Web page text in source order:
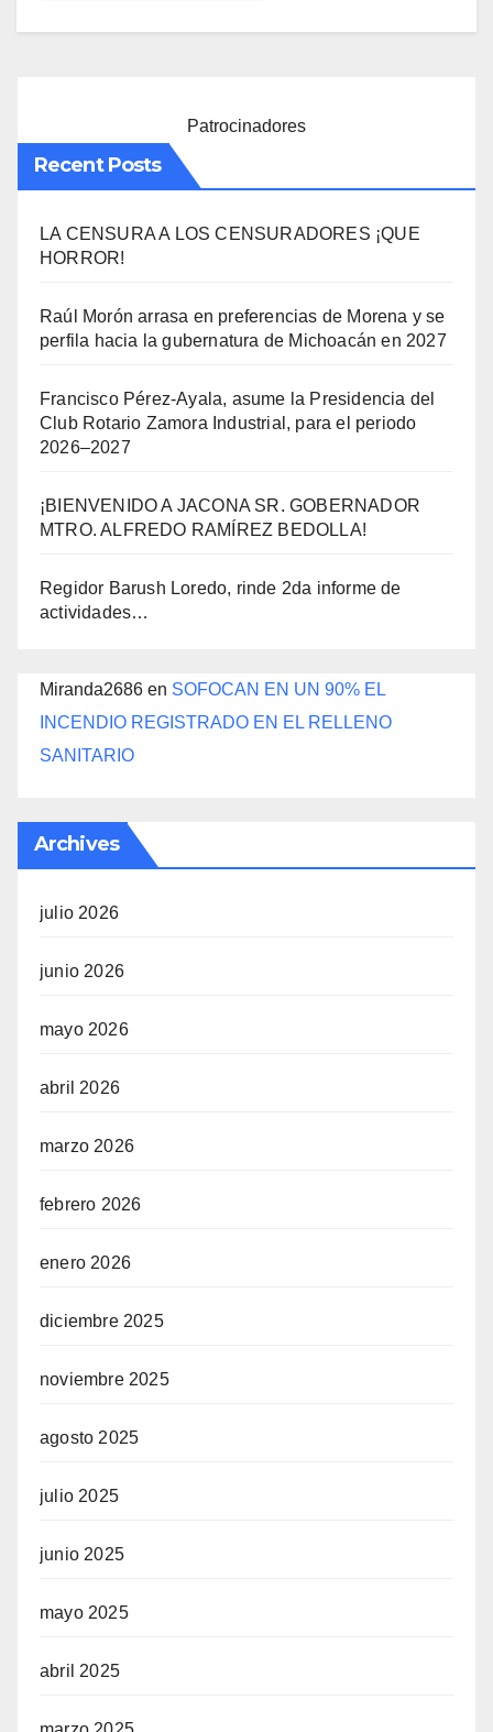
Patrocinadores
Recent Posts
LA CENSURA A LOS CENSURADORES ¡QUE
HORROR!
Raúl Morón arrasa en preferencias de Morena y se
perfila hacia la gubernatura de Michoacán en 2027
Francisco Pérez-Ayala, asume la Presidencia del
Club Rotario Zamora Industrial, para el periodo
2026–2027
¡BIENVENIDO A JACONA SR. GOBERNADOR
MTRO. ALFREDO RAMÍREZ BEDOLLA!
Regidor Barush Loredo, rinde 2da informe de
actividades…
Miranda2686 en SOFOCAN EN UN 90% EL
INCENDIO REGISTRADO EN EL RELLENO
SANITARIO
Archives
julio 2026
junio 2026
mayo 2026
abril 2026
marzo 2026
febrero 2026
enero 2026
diciembre 2025
noviembre 2025
agosto 2025
julio 2025
junio 2025
mayo 2025
abril 2025